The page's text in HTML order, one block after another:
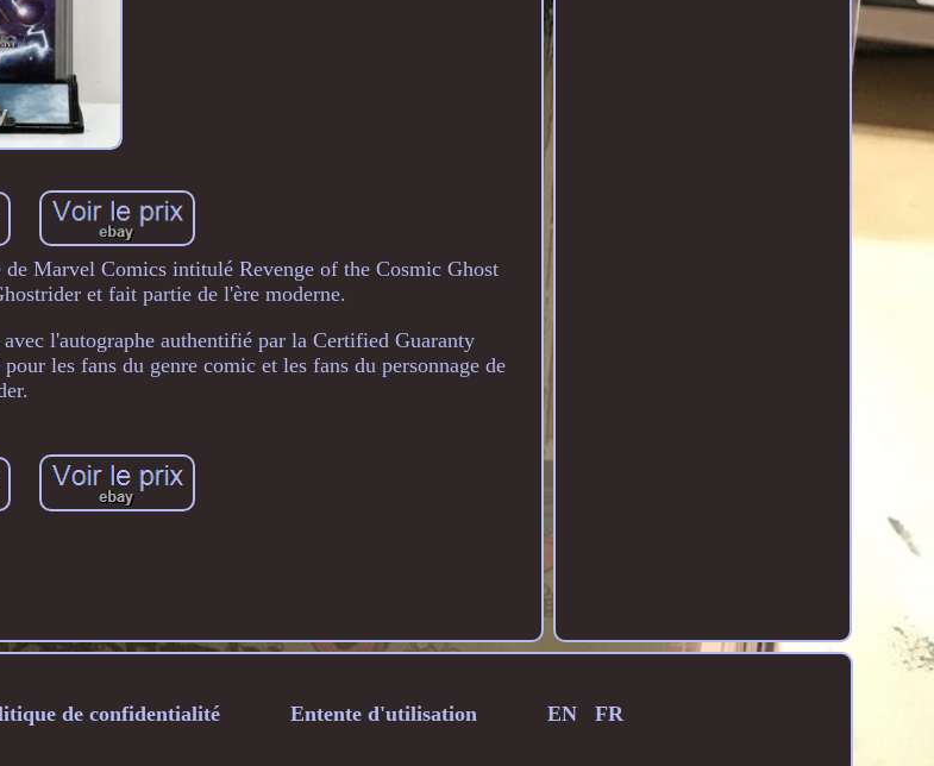
Marvel Comics intitulé Revenge of the Cosmic Ghost
et fait partie de l'ère moderne.
l'autographe authentifié par la Certified Guaranty
les fans du genre comic et les fans du personnage de
de confidentialité Entente d'utilisation EN FR